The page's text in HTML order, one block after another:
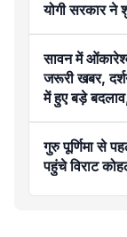
योगी सरकार ने
सावन में
जरूरी खबर,
में हुए बड़े
गुरु पूर्णिमा से
पहुंचे विराट